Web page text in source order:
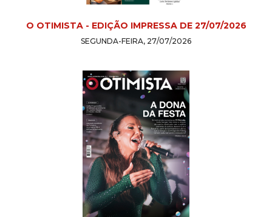
O OTIMISTA - EDIÇÃO IMPRESSA DE 27/07/2026
SEGUNDA-FEIRA, 27/07/2026